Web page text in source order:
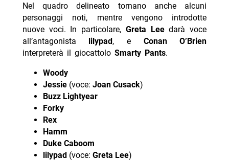
Nel quadro delineato tornano anche alcuni
personaggi noti, mentre vengono introdotte
nuove voci. In particolare, Greta Leedarà voce
all’antagonista lilypad, e Conan O’Brien
interpreterà il giocattolo Smarty Pants.
Woody
Jessie(voce: Joan Cusack)
Buzz Lightyear
Forky
Rex
Hamm
Duke Caboom
lilypad(voce: Greta Lee)